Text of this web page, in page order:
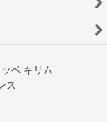
ベ キリム
ス